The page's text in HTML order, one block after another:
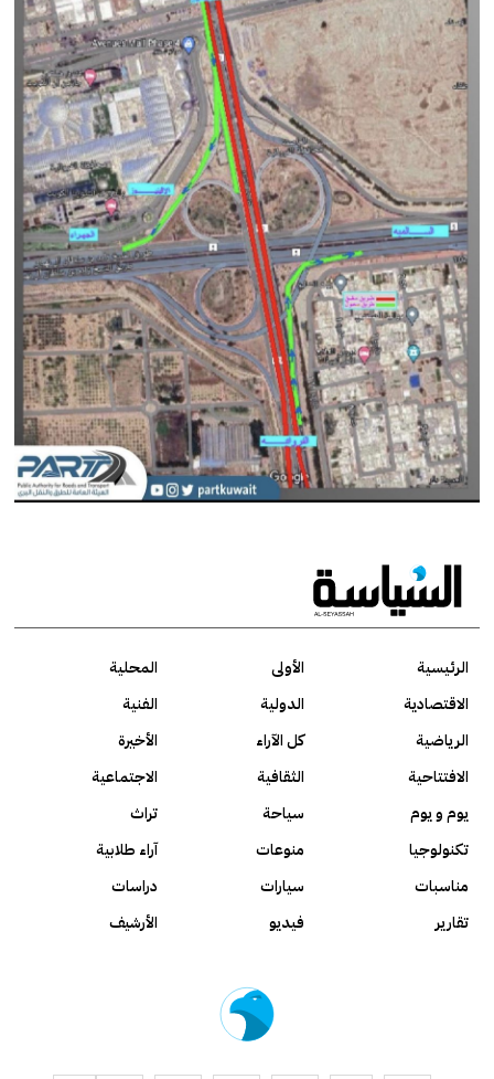
الرئيسية الأولى
المحلية
الاقتصادية
الدولية
الفنية
الرياضية
كل الآراء
الأخيرة
الافتتاحية
الثقافية
الاجتماعية
يوم و يوم
سياحة
تراث
تكنولوجيا
منوعات
آراء طلابية
مناسبات
سيارات
دراسات
تقارير
فيديو الأرشيف